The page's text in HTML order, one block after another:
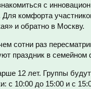
с
комфорта
и обратно в Москву.
сотни раз
праздник в семейном
12 лет. Группы
с 10:00 до 15:00 и с